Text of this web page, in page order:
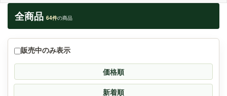
全商品 64件の商品
販売中のみ表示
価格順
新着順